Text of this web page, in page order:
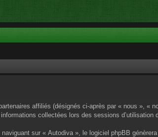
affiliés (désignés ci-après par « nous », «
collectées lors des sessions d’utilisation
sur « Autodiva », le logiciel phpBB